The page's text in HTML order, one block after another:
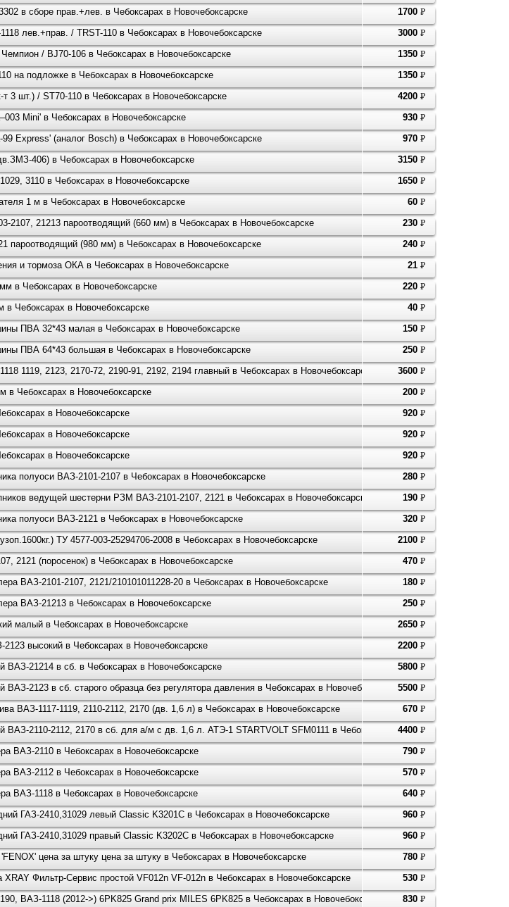
в сборе прав.+лев. в Чебоксарах в Новочебоксарске 1700 PУБ.
лев.+прав. / TRST-110 в Чебоксарах в Новочебоксарске 3000 PУБ.
/ BJ70-106 в Чебоксарах в Новочебоксарске 1350 PУБ.
на подложке в Чебоксарах в Новочебоксарске 1350 PУБ.
3 шт.) / ST70-110 в Чебоксарах в Новочебоксарске 4200 PУБ.
Mini' в Чебоксарах в Новочебоксарске 930 PУБ.
Express' (аналог Bosch) в Чебоксарах в Новочебоксарске 970 PУБ.
406) в Чебоксарах в Новочебоксарске 3150 PУБ.
3110 в Чебоксарах в Новочебоксарске 1650 PУБ.
1 м в Чебоксарах в Новочебоксарске 60 PУБ.
2107, 21213 пароотводящий (660 мм) в Чебоксарах в Новочебоксарске 230 PУБ.
пароотводящий (980 мм) в Чебоксарах в Новочебоксарске 240 PУБ.
и тормоза ОКА в Чебоксарах в Новочебоксарске 21 PУБ.
в Чебоксарах в Новочебоксарске 220 PУБ.
в Чебоксарах в Новочебоксарске 40 PУБ.
ПВА 32*43 малая в Чебоксарах в Новочебоксарске 150 PУБ.
ПВА 64*43 большая в Чебоксарах в Новочебоксарске 250 PУБ.
1119, 2123, 2170-72, 2190-91, 2192, 2194 главный в Чебоксарах в Новочебоксарске 3600 PУБ.
в Чебоксарах в Новочебоксарске 200 PУБ.
в Новочебоксарске 920 PУБ.
в Новочебоксарске 920 PУБ.
в Новочебоксарске 920 PУБ.
полуоси ВАЗ-2101-2107 в Чебоксарах в Новочебоксарске 280 PУБ.
ведущей шестерни РЗМ ВАЗ-2101-2107, 2121 в Чебоксарах в Новочебоксарске 190 PУБ.
полуоси ВАЗ-2121 в Чебоксарах в Новочебоксарске 320 PУБ.
ТУ 4577-003-25294706-2008 в Чебоксарах в Новочебоксарске 2100 PУБ.
2121 (поросенок) в Чебоксарах в Новочебоксарске 470 PУБ.
ВАЗ-2101-2107, 2121/210101011228-20 в Чебоксарах в Новочебоксарске 180 PУБ.
ВАЗ-21213 в Чебоксарах в Новочебоксарске 250 PУБ.
малый в Чебоксарах в Новочебоксарске 2650 PУБ.
высокий в Чебоксарах в Новочебоксарске 2200 PУБ.
ВАЗ-21214 в сб. в Чебоксарах в Новочебоксарске 5800 PУБ.
ВАЗ-2123 в сб. старого образца без регулятора давления в Чебоксарах в Новочебоксарске5500 PУБ.
ВАЗ-1117-1119, 2110-2112, 2170 (дв. 1,6 л) в Чебоксарах в Новочебоксарске 670 PУБ.
ВАЗ-2110-2112, 2170 в сб. для а/м с дв. 1,6 л. АТЭ-1 STARTVOLT SFM0111 в Чебоксарах в Новочебоксарске
4400 PУБ.
ВАЗ-2110 в Чебоксарах в Новочебоксарске 790 PУБ.
ВАЗ-2112 в Чебоксарах в Новочебоксарске 570 PУБ.
ВАЗ-1118 в Чебоксарах в Новочебоксарске 640 PУБ.
ГАЗ-2410,31029 левый Classic K3201C в Чебоксарах в Новочебоксарске 960 PУБ.
ГАЗ-2410,31029 правый Classic K3202C в Чебоксарах в Новочебоксарске 960 PУБ.
цена за штуку цена за штуку в Чебоксарах в Новочебоксарске 780 PУБ.
Фильтр-Сервис простой VF012n VF-012n в Чебоксарах в Новочебоксарске 530 PУБ.
ВАЗ-1118 (2012->) 6PK825 Grand prix MILES 6PK825 в Чебоксарах в Новочебоксарске 830 PУБ.